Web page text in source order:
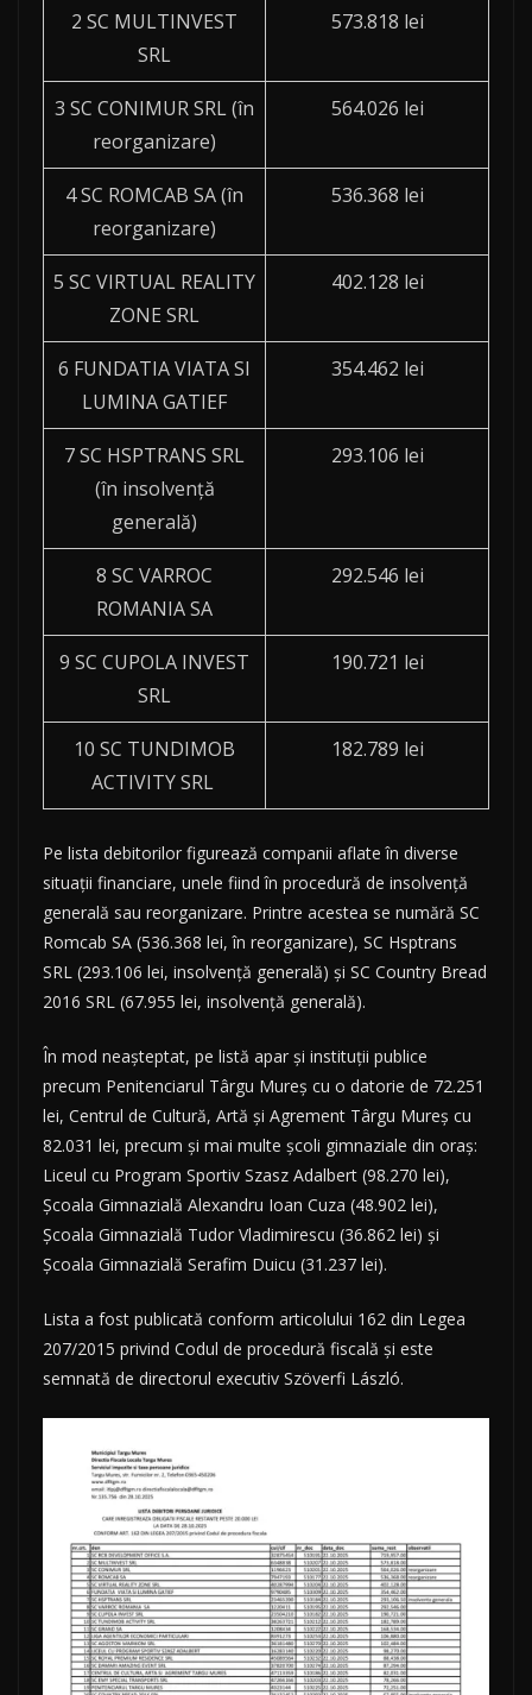
2 SC MULTINVEST
SRL
573.818 lei
3 SC CONIMUR SRL (în
reorganizare)
564.026 lei
4 SC ROMCAB SA (în
reorganizare)
536.368 lei
5 SC VIRTUAL REALITY
ZONE SRL
402.128 lei
6 FUNDATIA VIATA SI
LUMINA GATIEF
354.462 lei
7 SC HSPTRANS SRL
(în insolvență
generală)
293.106 lei
8 SC VARROC
ROMANIA SA
292.546 lei
9 SC CUPOLA INVEST
SRL
190.721 lei
10 SC TUNDIMOB
ACTIVITY SRL
182.789 lei
Pe lista debitorilor figurează companii aflate în diverse
situații financiare, unele fiind în procedură de insolvență
generală sau reorganizare. Printre acestea se numără SC
Romcab SA (536.368 lei, în reorganizare), SC Hsptrans
SRL (293.106 lei, insolvență generală) și SC Country Bread
2016 SRL (67.955 lei, insolvență generală).
În mod neașteptat, pe listă apar și instituții publice
precum Penitenciarul Târgu Mureș cu o datorie de 72.251
lei, Centrul de Cultură, Artă și Agrement Târgu Mureș cu
82.031 lei, precum și mai multe școli gimnaziale din oraș:
Liceul cu Program Sportiv Szasz Adalbert (98.270 lei),
Școala Gimnazială Alexandru Ioan Cuza (48.902 lei),
Școala Gimnazială Tudor Vladimirescu (36.862 lei) și
Școala Gimnazială Serafim Duicu (31.237 lei).
Lista a fost publicată conform articolului 162 din Legea
207/2015 privind Codul de procedură fiscală și este
semnată de directorul executiv Szöverfi László.